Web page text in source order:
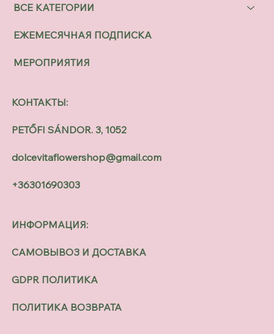
ВСЕ КАТЕГОРИИ
ЕЖЕМЕСЯЧНАЯ ПОДПИСКА
МЕРОПРИЯТИЯ
ИНФОРМАЦИЯ:
САМОВЫВОЗ И ДОСТАВКА
GDPR ПОЛИТИКА
ПОЛИТИКА ВОЗВРАТА
КОНТАКТЫ:
PETŐFI SÁNDOR. 3, 1052
dolcevitaflowershop@gmail.com
+36301690303